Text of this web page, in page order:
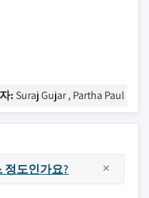
: Suraj Gujar , Partha Paul
정도인가요?